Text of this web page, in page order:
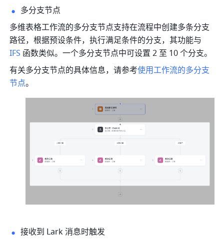
多分支节点
多维表格工作流的多分支节点支持在流程中创建多条分支
IFS 函数类似。一个多分支节点中可设置 2 至 10 个分支。
有关多分支节点的具体信息，请参考使用工作流的多分支
节点。
接收到 Lark 消息时触发